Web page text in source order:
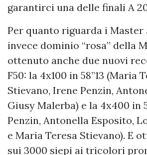
garantirci una delle finali A
Per quanto riguarda i Master
invece dominio “rosa” della
ottenuto anche due nuovi
F50: la 4x100 in 58”13 (Maria
Stievano, Irene Penzin,
Giusy Malerba) e la 4x400 in
Penzin, Antonella Esposito,
e Maria Teresa Stievano). E
sui 3000 siepi ai tricolori